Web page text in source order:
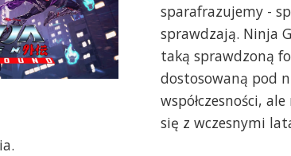
sparafrazujemy -
sprawdzają. Ninja
taką sprawdzoną
dostosowaną pod
współczesności,
się z wczesnymi